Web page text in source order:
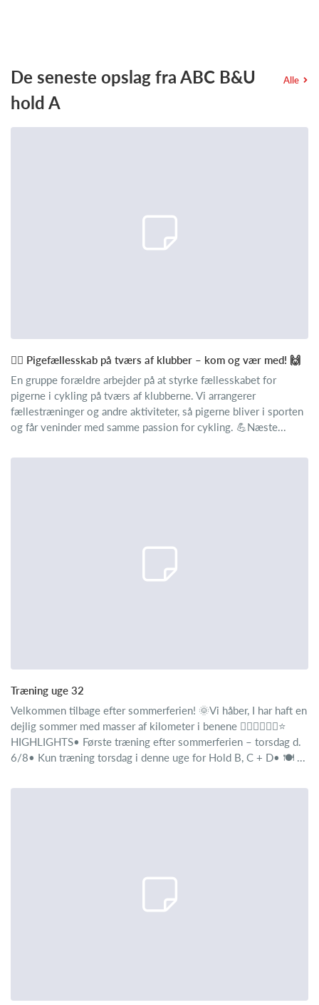
De seneste opslag fra ABC B&U
hold A
Alle
🚴‍♀️ Pigefællesskab på tværs af klubber – kom og vær med! 🙌
En gruppe forældre arbejder på at styrke fællesskabet for
pigerne i cykling på tværs af klubberne. Vi arrangerer
fællestræninger og andre aktiviteter, så pigerne bliver i sporten
og får veninder med samme passion for cykling. 💪Næste...
Træning uge 32
Velkommen tilbage efter sommerferien! 🌞Vi håber, I har haft en
dejlig sommer med masser af kilometer i benene 🚴‍♂️🚴‍♂️🚴‍♂️⭐
HIGHLIGHTS• Første træning efter sommerferien – torsdag d.
6/8• Kun træning torsdag i denne uge for Hold B, C + D• 🍽️ ...